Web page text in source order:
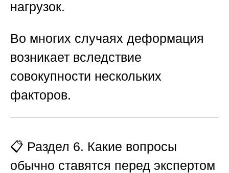
нагрузок.
Во многих случаях деформация
возникает вследствие
совокупности нескольких
факторов.
📋 Раздел 6. Какие вопросы
обычно ставятся перед экспертом